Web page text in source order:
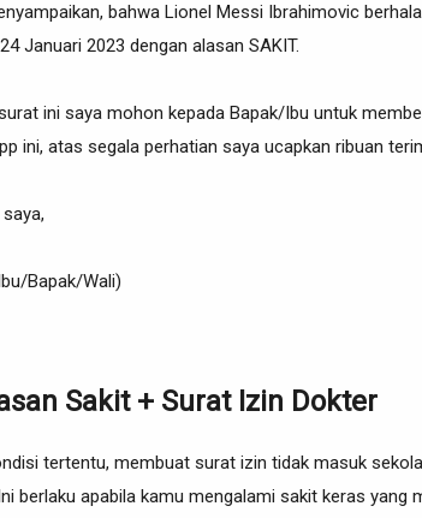
bahwa Lionel Messi Ibrahimovic
Januari 2023 dengan alasan SAKIT.
ini saya mohon kepada Bapak/Ibu untuk
ini, atas segala perhatian saya ucapkan ribuan
Bapak/Wali)
Sakit + Surat Izin Dokter
tertentu, membuat surat izin tidak masuk
berlaku apabila kamu mengalami sakit keras